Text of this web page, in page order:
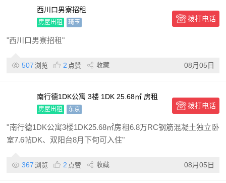
西川口男寮招租
房屋出租 琦玉 拨打电话
"西川口男寮招租"
507 浏览 2 点赞 收藏 08月05日
南行德1DK公寓 3楼 1DK 25.68㎡ 房租
6.8万 RC钢筋混凝土 独立卧室7.6帖D
房屋出租 东京 拨打电话
"南行德1DK公寓3楼1DK25.68㎡房租6.8万RC钢筋混凝土独立卧
室7.6帖DK、双阳台8月下旬可入住"
367 浏览 2 点赞 收藏 08月05日